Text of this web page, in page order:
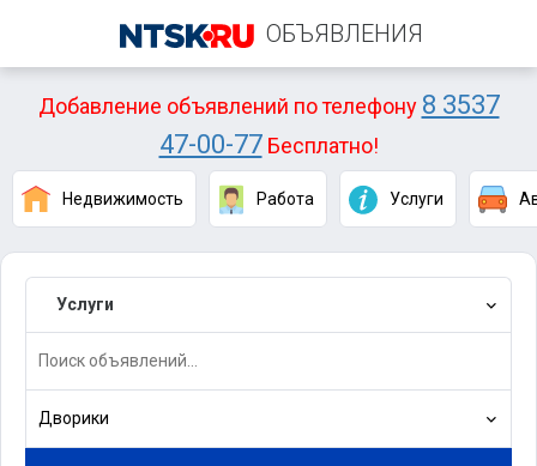
ОБЪЯВЛЕНИЯ
Добавление объявлений по телефону 8 3537
47-00-77Бесплатно!
Недвижимость Работа Услуги
Услуги
Дворики